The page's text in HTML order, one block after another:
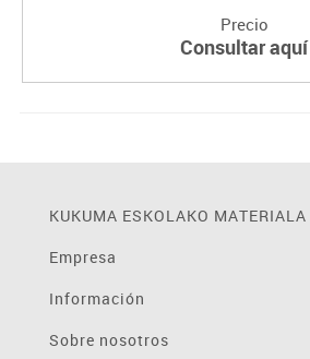
Precio
Consultar aquí
KUKUMA ESKOLAKO MATERIALA
Empresa
Información
Sobre nosotros